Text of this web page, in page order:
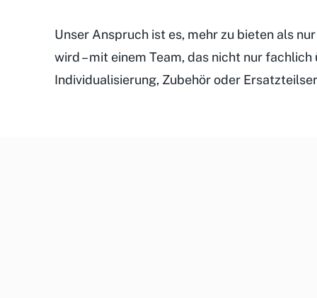
Unser Anspruch ist es, mehr zu bieten als
wird – mit einem Team, das nicht nur
Individualisierung, Zubehör oder